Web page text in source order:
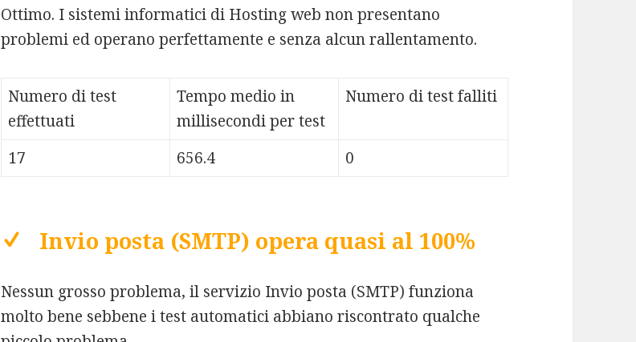
Ottimo. I sistemi informatici di Hosting web non presentano
problemi ed operano perfettamente e senza alcun rallentamento.
Numero di test
effettuati
Tempo medio in
millisecondi per test
Numero di test falliti
17 656.4 0
Invio posta (SMTP) opera quasi al 100%
Nessun grosso problema, il servizio Invio posta (SMTP) funziona
molto bene sebbene i test automatici abbiano riscontrato qualche